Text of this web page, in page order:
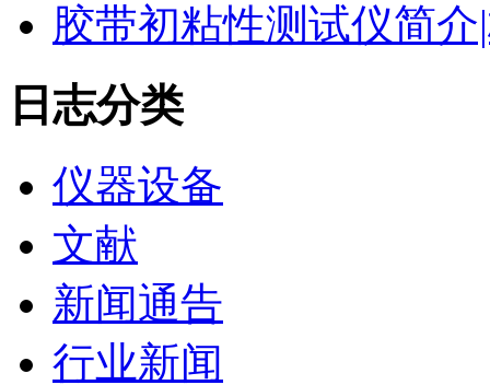
胶带初粘性测试仪简
日志分类
仪器设备
文献
新闻通告
行业新闻